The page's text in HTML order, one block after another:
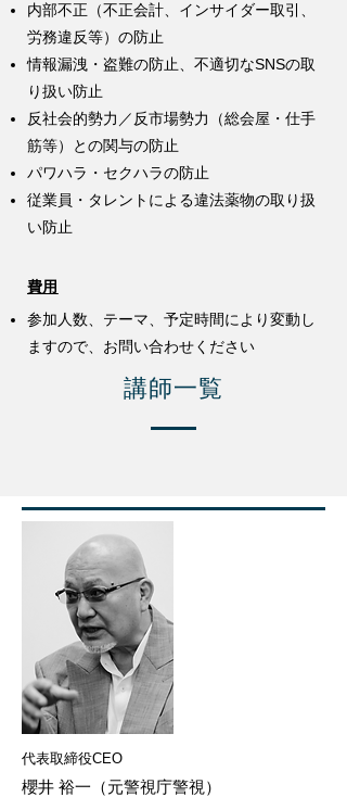
内部不正（不正会計、インサイダー取引、
労務違反等）の防止
情報漏洩・盗難の防止、不適切なSNSの取
り扱い防止
反社会的勢力／反市場勢力（総会屋・仕手
筋等）との関与の防止
パワハラ・セクハラの防止
従業員・タレントによる違法薬物の取り扱
い防止
費用
参加人数、テーマ、予定時間により変動し
ますので、お問い合わせください
講師一覧
代表取締役CEO
櫻井 裕一 （元警視庁警視）